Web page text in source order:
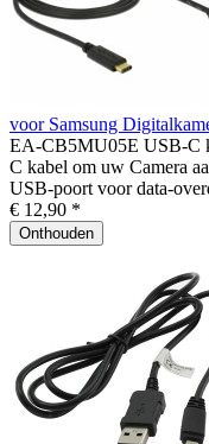
voor Samsung
EA-CB5MU05E USB-C
C kabel om uw Camera
USB-poort voor data-
€ 12,90 *
Onthouden